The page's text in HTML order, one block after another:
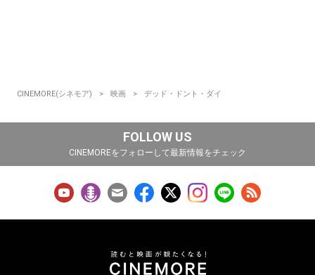
CINEMORE(シネモア) 映画 デッド・ドント・ダイ
FOLLOW US
CINEMOREをフォローして最新情報をチェック